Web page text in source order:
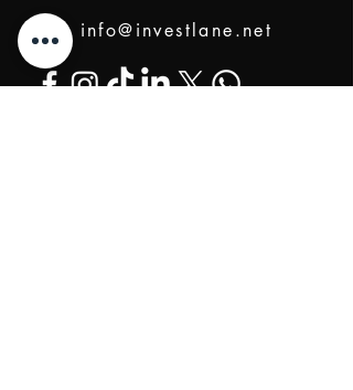
info@investlane.net